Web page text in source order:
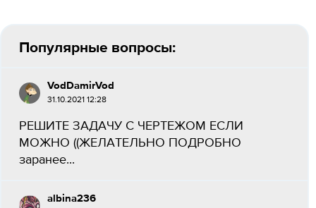
Популярные вопросы:
VodDamirVod
31.10.2021 12:28
РЕШИТЕ ЗАДАЧУ С ЧЕРТЕЖОМ ЕСЛИ
МОЖНО ((ЖЕЛАТЕЛЬНО ПОДРОБНО
заранее...
albina236